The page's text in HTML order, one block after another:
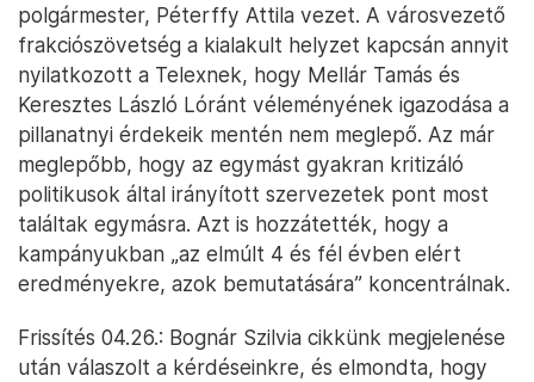
polgármester, Péterffy Attila vezet. A városvezető
frakciószövetség a kialakult helyzet kapcsán annyit
nyilatkozott a Telexnek, hogy Mellár Tamás és
Keresztes László Lóránt véleményének igazodása a
pillanatnyi érdekeik mentén nem meglepő. Az már
meglepőbb, hogy az egymást gyakran kritizáló
politikusok által irányított szervezetek pont most
találtak egymásra. Azt is hozzátették, hogy a
kampányukban „az elmúlt 4 és fél évben elért
eredményekre, azok bemutatására” koncentrálnak.
Frissítés 04.26.: Bognár Szilvia cikkünk megjelenése
után válaszolt a kérdéseinkre, és elmondta, hogy